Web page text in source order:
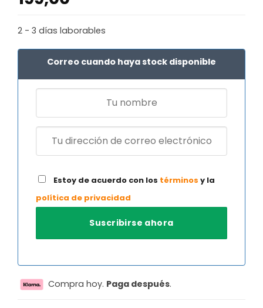
2 - 3 días laborables
Correo cuando haya stock disponible
Estoy de acuerdo con los términos y la
política de privacidad
Compra hoy. Paga después.